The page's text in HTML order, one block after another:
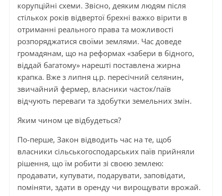
корупційні схеми. Звісно, деяким людям після
стількох років відвертої брехні важко вірити в
отриманні реального права та можливості
розпоряджатися своїми землями. Час доведе
громадянам, що на реформах «забери в бідного,
віддай багатому» нарешті поставлена жирна
крапка. Вже з липня ц.р. пересічний селянин,
звичайний фермер, власники часток/паїв
відчують переваги та здобутки земельних змін.
Яким чином це відбудеться?
По-перше, Закон відводить час на те, щоб
власники сільськогосподарських паїв прийняли
рішення, що їм робити зі своєю землею:
продавати, купувати, подарувати, заповідати,
поміняти, здати в оренду чи вирощувати врожай.